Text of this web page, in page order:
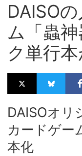
DAISO
ム「蟲
ク単行本
DAISOオリ
カードゲー
本化